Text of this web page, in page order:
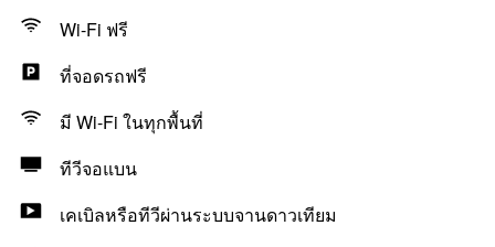
Wi-Fi ฟรี
ที่จอดรถฟรี
มี Wi-Fi ในทุกพื้นที่
ทีวีจอแบน
เคเบิลหรือทีวีผ่านระบบจานดาวเทียม